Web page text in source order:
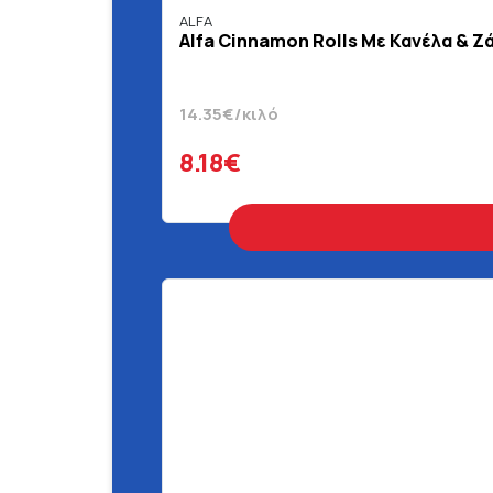
ALFA
Alfa Cinnamon Rolls Με Κανέλα &
14.35€/κιλό
8.18€